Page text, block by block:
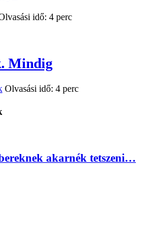
idő: 4 perc
Mindig
Olvasási idő: 4 perc
akarnék tetszeni…